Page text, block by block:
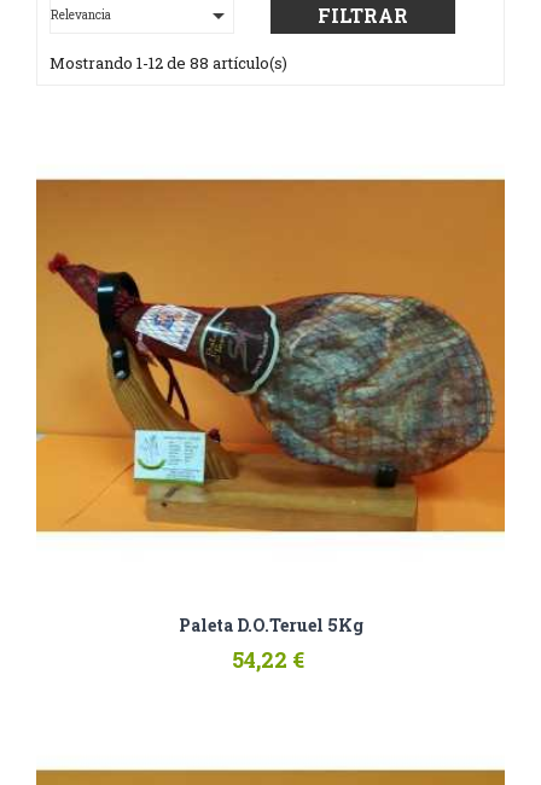
Relevancia  FILTRAR
Mostrando 1-12 de 88 artículo(s)
Paleta D.O.Teruel 5Kg
54,22 €